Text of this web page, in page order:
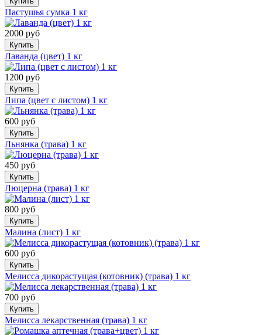
Пастушья сумка 1 кг
2000 руб
Купить
Лаванда (цвет) 1 кг
1200 руб
Купить
Липа (цвет с листом) 1 кг
600 руб
Купить
Льнянка (трава) 1 кг
450 руб
Купить
Люцерна (трава) 1 кг
800 руб
Купить
Малина (лист) 1 кг
600 руб
Купить
Мелисса дикорастущая (котовник) (трава) 1 кг
700 руб
Купить
Мелисса лекарственная (трава) 1 кг